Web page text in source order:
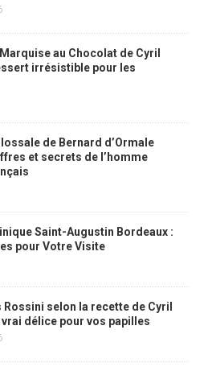
au Chocolat de Cyril
irrésistible pour les
de Bernard d’Ormale
et secrets de l’homme
Saint-Augustin Bordeaux :
pour Votre Visite
selon la recette de Cyril
vrai délice pour vos papilles